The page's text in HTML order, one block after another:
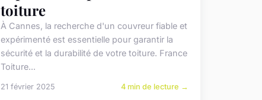
toiture
À Cannes, la recherche d'un couvreur fiable et
expérimenté est essentielle pour garantir la
sécurité et la durabilité de votre toiture. France
Toiture...
21 février 2025 4 min de lecture →